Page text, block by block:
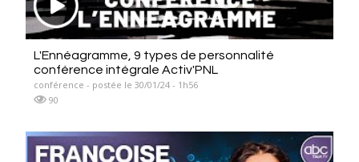
L'Ennéagramme, 9 types de personnalité
conférence intégrale Activ'PNL
conférence - postée le 30/01/24 - 1h56
90